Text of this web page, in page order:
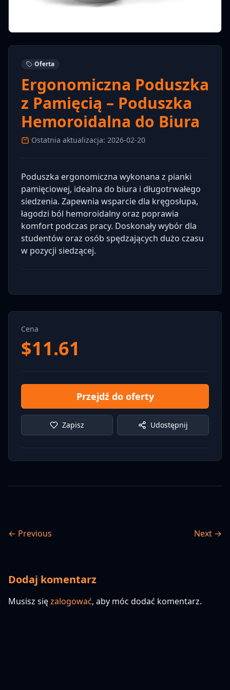
Oferta
Ergonomiczna Poduszka
z Pamięcią – Poduszka
Hemoroidalna do Biura
Ostatnia aktualizacja: 2026-02-20
Poduszka ergonomiczna wykonana z pianki
pamięciowej, idealna do biura i długotrwałego
siedzenia. Zapewnia wsparcie dla kręgosłupa,
łagodzi ból hemoroidalny oraz poprawia
komfort podczas pracy. Doskonały wybór dla
studentów oraz osób spędzających dużo czasu
w pozycji siedzącej.
Cena
$11.61
Przejdź do oferty
Zapisz Udostępnij
← Previous Next →
Dodaj komentarz
Musisz sięzalogować, aby móc dodać komentarz.